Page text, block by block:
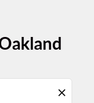
close
(origen y / o